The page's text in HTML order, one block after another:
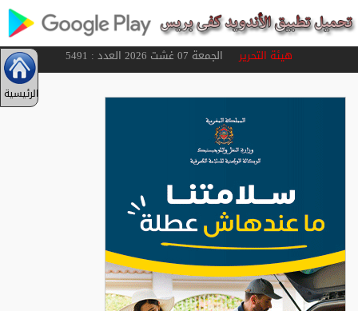
هيئة التحريرالجمعة 07 غشت 2026 العدد : 5491
الرئيسية